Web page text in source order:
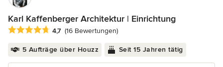
Karl Kaffenberger Architektur | Einrichtung
Durchschnittliche Bewertung: 4.7 von 5 Sternen
4,7 (16 Bewertungen)
5 Aufträge über Houzz Seit 15 Jahren tätig